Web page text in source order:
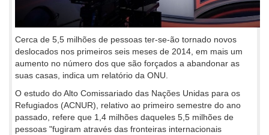
Cerca de 5,5 milhões de pessoas ter-se-ão tornado novos
deslocados nos primeiros seis meses de 2014, em mais um
aumento no número dos que são forçados a abandonar as
suas casas, indica um relatório da ONU.
O estudo do Alto Comissariado das Nações Unidas para os
Refugiados (ACNUR), relativo ao primeiro semestre do ano
passado, refere que 1,4 milhões daqueles 5,5 milhões de
pessoas "fugiram através das fronteiras internacionais